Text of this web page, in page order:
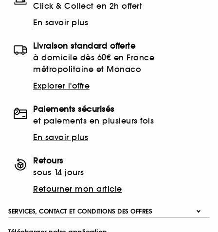
Click & Collect en 2h offert
En savoir plus
Livraison standard offerte
à domicile dès 60€ en France
métropolitaine et Monaco
Explorer l'offre
Paiements sécurisés
et paiements en plusieurs fois
En savoir plus
Retours
sous 14 jours
Retourner mon article
SERVICES, CONTACT ET CONDITIONS DES OFFRES